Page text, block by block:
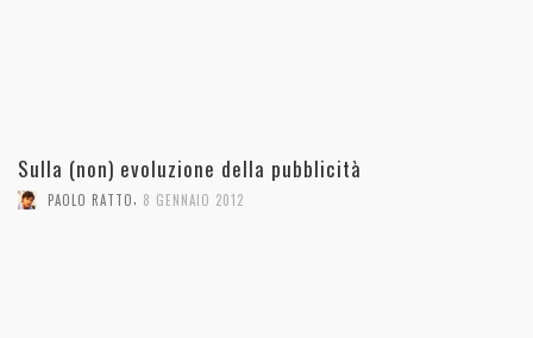
Sulla (non) evoluzione della pubblicità
PAOLO RATTO 8 GENNAIO 2012